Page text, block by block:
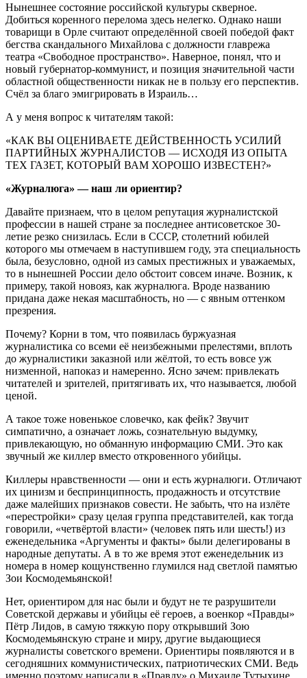
Нынешнее состояние российской культуры скверное.
Добиться коренного перелома здесь нелегко. Однако наши
товарищи в Орле считают определённой своей победой факт
бегства скандального Михайлова с должности главрежа
театра «Свободное пространство». Наверное, понял, что и
новый губернатор-коммунист, и позиция значительной части
областной общественности никак не в пользу его перспектив.
Счёл за благо эмигрировать в Израиль…
А у меня вопрос к читателям такой:
«КАК ВЫ ОЦЕНИВАЕТЕ ДЕЙСТВЕННОСТЬ УСИЛИЙ
ПАРТИЙНЫХ ЖУРНАЛИСТОВ — ИСХОДЯ ИЗ ОПЫТА
ТЕХ ГАЗЕТ, КОТОРЫЙ ВАМ ХОРОШО ИЗВЕСТЕН?»
«Журналюга» — наш ли ориентир?
Давайте признаем, что в целом репутация журналистской
профессии в нашей стране за последнее антисоветское 30-
летие резко снизилась. Если в СССР, столетний юбилей
которого мы отмечаем в наступившем году, эта специальность
была, безусловно, одной из самых престижных и уважаемых,
то в нынешней России дело обстоит совсем иначе. Возник, к
примеру, такой новояз, как журналюга. Вроде названию
придана даже некая масштабность, но — с явным оттенком
презрения.
Почему? Корни в том, что появилась буржуазная
журналистика со всеми её неизбежными прелестями, вплоть
до журналистики заказной или жёлтой, то есть вовсе уж
низменной, напоказ и намеренно. Ясно зачем: привлекать
читателей и зрителей, притягивать их, что называется, любой
ценой.
А такое тоже новенькое словечко, как фейк? Звучит
симпатично, а означает ложь, сознательную выдумку,
привлекающую, но обманную информацию СМИ. Это как
звучный же киллер вместо откровенного убийцы.
Киллеры нравственности — они и есть журналюги. Отличают
их цинизм и беспринципность, продажность и отсутствие
даже малейших признаков совести. Не забыть, что на излёте
«перестройки» сразу целая группа представителей, как тогда
говорили, «четвёртой власти» (человек пять или шесть!) из
еженедельника «Аргументы и факты» были делегированы в
народные депутаты. А в то же время этот еженедельник из
номера в номер кощунственно глумился над светлой памятью
Зои Космодемьянской!
Нет, ориентиром для нас были и будут не те разрушители
Советской державы и убийцы её героев, а военкор «Правды»
Пётр Лидов, в самую тяжкую пору открывший Зою
Космодемьянскую стране и миру, другие выдающиеся
журналисты советского времени. Ориентиры появляются и в
сегодняшних коммунистических, патриотических СМИ. Ведь
именно поэтому написали в «Правду» о Михаиле Тутыхине